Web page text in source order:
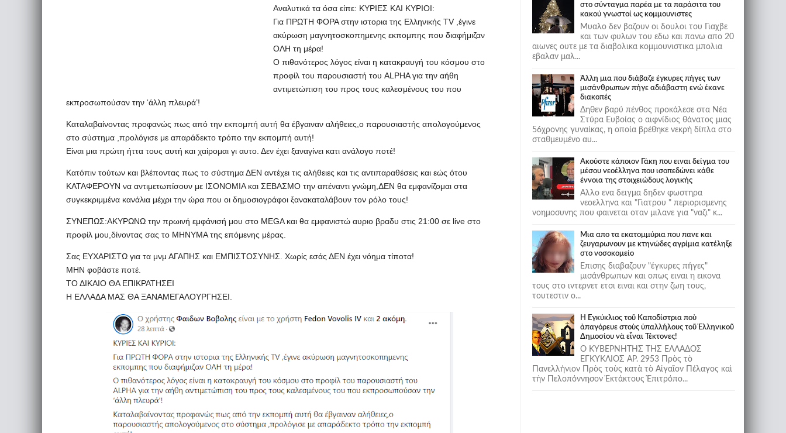
Αναλυτικά τα όσα είπε: ΚΥΡΙΕΣ ΚΑΙ ΚΥΡΙΟΙ:
Για ΠΡΩΤΗ ΦΟΡΑ στην ιστορια της Ελληνικής TV ,έγινε
ακύρωση μαγνητοσκοπημενης εκπομπης που διαφήμιζαν
ΟΛΗ τη μέρα!
Ο πιθανότερος λόγος είναι η κατακραυγή του κόσμου στο
προφίλ του παρουσιαστή του ALPHA για την αήθη
αντιμετώπιση του προς τους καλεσμένους του που
εκπροσωπούσαν την ‘άλλη πλευρά’!
Καταλαβαίνοντας προφανώς πως από την εκπομπή αυτή θα έβγαιναν αλήθειες,ο παρουσιαστής απολογούμενος
στο σύστημα ,προλόγισε με απαράδεκτο τρόπο την εκπομπή αυτή!
Είναι μια πρώτη ήττα τους αυτή και χαίρομαι γι αυτο. Δεν έχει ξαναγίνει κατι ανάλογο ποτέ!
Κατόπιν τούτων και βλέποντας πως το σύστημα ΔΕΝ αντέχει τις αλήθειες και τις αντιπαραθέσεις και εώς ότου
ΚΑΤΑΦΕΡΟΥΝ να αντιμετωπίσουν με ΙΣΟΝΟΜΙΑ και ΣΕΒΑΣΜΟ την απέναντι γνώμη,ΔΕΝ θα εμφανίζομαι στα
συγκεκριμμένα κανάλια μέχρι την ώρα που οι δημοσιογράφοι ξανακαταλάβουν τον ρόλο τους!
ΣΥΝΕΠΩΣ:ΑΚΥΡΩΝΩ την πρωινή εμφάνισή μου στο MEGA και θα εμφανιστώ αυριο βραδυ στις 21:00 σε live στο
προφίλ μου,δίνοντας σας το ΜΗΝΥΜΑ της επόμενης μέρας.
Σας ΕΥΧΑΡΙΣΤΩ για τα μνμ ΑΓΑΠΗΣ και ΕΜΠΙΣΤΟΣΥΝΗΣ. Χωρίς εσάς ΔΕΝ έχει νόημα τίποτα!
ΜΗΝ φοβάστε ποτέ.
ΤΟ ΔΙΚΑΙΟ ΘΑ ΕΠΙΚΡΑΤΗΣΕΙ
Η ΕΛΛΑΔΑ ΜΑΣ ΘΑ ΞΑΝΑΜΕΓΑΛΟΥΡΓΗΣΕΙ.
στο σύνταγμα παρέα με τα παράσιτα του
κακού γνωστοί ως κομμουνιστες
Μυαλο δεν βαζουν οι δουλοι του Γιαχβε
και των φυλων του εδω και πανω απο 20
αιωνες ουτε με τα διαβολικα κομμουνιστικα μπολια
εβαλαν μαλ...
Άλλη μια που διάβαζε έγκυρες πήγες των
μισάνθρωπων πήγε αδιάβαστη ενώ έκανε
διακοπές
Δηθεν βαρύ πένθος προκάλεσε στα Νέα
Στύρα Ευβοίας ο αιφνίδιος θάνατος μιας
56χρονης γυναίκας, η οποία βρέθηκε νεκρή δίπλα στο
σταθμευμένο αυ...
Ακούστε κάποιον Γάκη που ειναι δείγμα του
μέσου νεοέλληνα που ισοπεδώνει κάθε
έννοια της στοιχειώδους λογικής
Αλλο ενα δειγμα δηδεν φωστηρα
νεοελληνα και "Γιατρου " περιορισμενης
νοημοσυνης που φαινεται οταν μιλανε για "ναζι" κ...
Μια απο τα εκατομμύρια που πανε και
ζευγαρωνουν με κτηνώδες αγρίμια κατέληξε
στο νοσοκομείο
Επισης διαβαζουν "έγκυρες πήγες"
μισάνθρωπων και οπως ειναι η εικονα
τους στο ιντερνετ ετσι ειναι και στην ζωη τους,
τουτεστιν ο...
Ἡ Ἐγκύκλιος τοῦ Καποδίστρια ποὺ
ἀπαγόρευε στοὺς ὑπαλλήλους τοῦ Ἑλληνικοῦ
Δημοσίου νὰ εἶναι Τέκτονες!
Ο ΚΥΒΕΡΝΗΤΗΣ ΤΗΣ ΕΛΛΑΔΟΣ
ΕΓΚΥΚΛΙΟΣ ΑΡ. 2953 Πρὸς τὸ
Πανελλήνιον Πρὸς τοὺς κατὰ τὸ Αἰγαῖον Πέλαγος καὶ
τὴν Πελοπόννησον Ἐκτάκτους Ἐπιτρόπο...